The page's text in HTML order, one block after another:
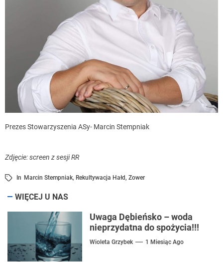
Prezes Stowarzyszenia ASy- Marcin Stempniak
Zdjęcie: screen z sesji RR
In Marcin Stempniak, Rekultywacja Hałd, Zower
WIĘCEJ U NAS
Uwaga Dębieńsko – woda
nieprzydatna do spożycia!!!
Wioleta Grzybek 1 Miesiąc Ago